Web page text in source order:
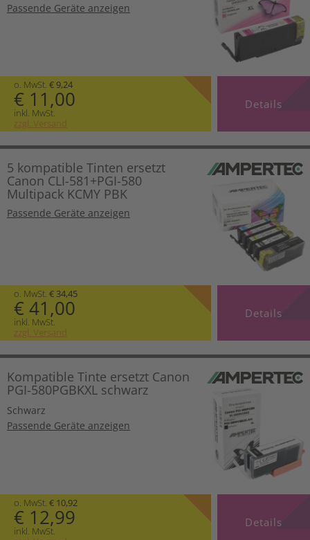
Passende Geräte anzeigen
o. MwSt. € 9,24
€ 11,00
inkl. MwSt.
zzgl. Versand
Details
5 kompatible Tinten ersetzt
Canon CLI-581+PGI-580
Multipack KCMY PBK
Passende Geräte anzeigen
o. MwSt. € 34,45
€ 41,00
inkl. MwSt.
zzgl. Versand
Details
Kompatible Tinte ersetzt Canon
PGI-580PGBKXL schwarz
Schwarz
Passende Geräte anzeigen
o. MwSt. € 10,92
€ 12,99
inkl. MwSt.
Details